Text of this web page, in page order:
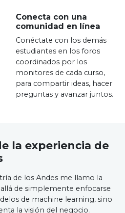
Conecta con una
comunidad en línea
Conéctate con los demás
estudiantes en los foros
coordinados por los
monitores de cada curso,
para compartir ideas, hacer
preguntas y avanzar juntos.
la experiencia de
de los Andes me llamo la
de simplemente enfocarse
de machine learning, sino
la visión del negocio.